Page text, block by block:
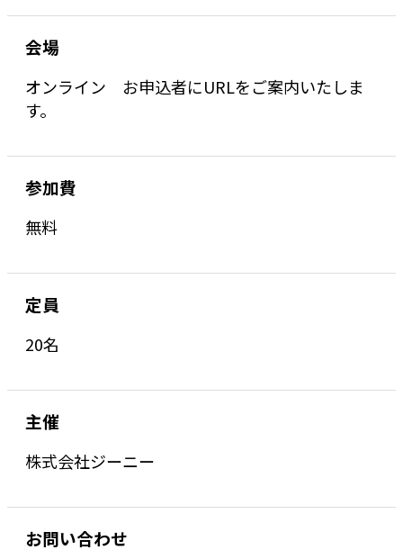
会場
オンライン お申込者にURLをご案内いたしま
す。
参加費
無料
定員
20名
主催
株式会社ジーニー
お問い合わせ